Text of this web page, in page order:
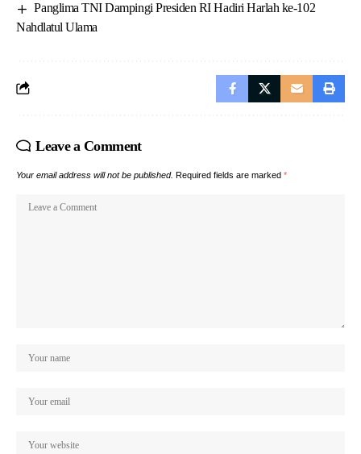
Panglima TNI Dampingi Presiden RI Hadiri Harlah ke-102
Nahdlatul Ulama
Leave a Comment
Your email address will not be published. Required fields are marked *